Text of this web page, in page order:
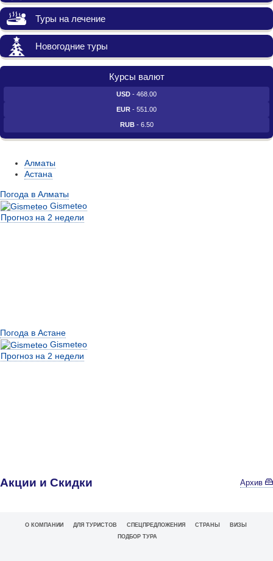
Туры на лечение
Новогодние туры
Курсы валют
USD - 468.00
EUR - 551.00
RUB- 6.50
Алматы
Астана
Погода в Алматы
Gismeteo
Прогноз на 2 недели
Погода в Астане
Gismeteo
Прогноз на 2 недели
Акции и Скидки Архив
О КОМПАНИИ ДЛЯ ТУРИСТОВ СПЕЦПРЕДЛОЖЕНИЯ СТРАНЫ
ВИЗЫ
ПОДБОР ТУРА